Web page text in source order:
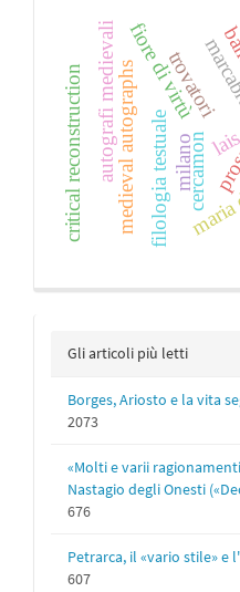
fiore di virtù
filologia testuale
autografi medievalimedieval autographs trovatori
cercamon
critical reconstruction milano
Gli articoli più letti
Borges, Ariosto e la vita
2073
«Molti e varii
Nastagio degli Onesti
676
Petrarca, il «vario stile» e
607